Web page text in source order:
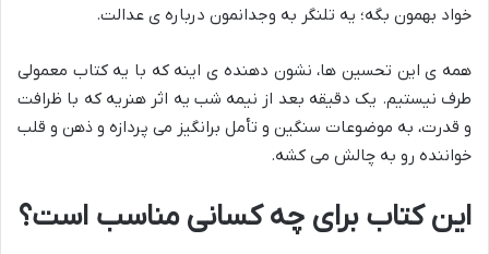
خواد بهمون بگه؛ یه تلنگر به وجدانمون درباره ی عدالت.
همه ی این تحسین ها، نشون دهنده ی اینه که با یه کتاب معمولی
طرف نیستیم. یک دقیقه بعد از نیمه شب یه اثر هنریه که با ظرافت
و قدرت، به موضوعات سنگین و تأمل برانگیز می پردازه و ذهن و قلب
خواننده رو به چالش می کشه.
این کتاب برای چه کسانی مناسب است؟